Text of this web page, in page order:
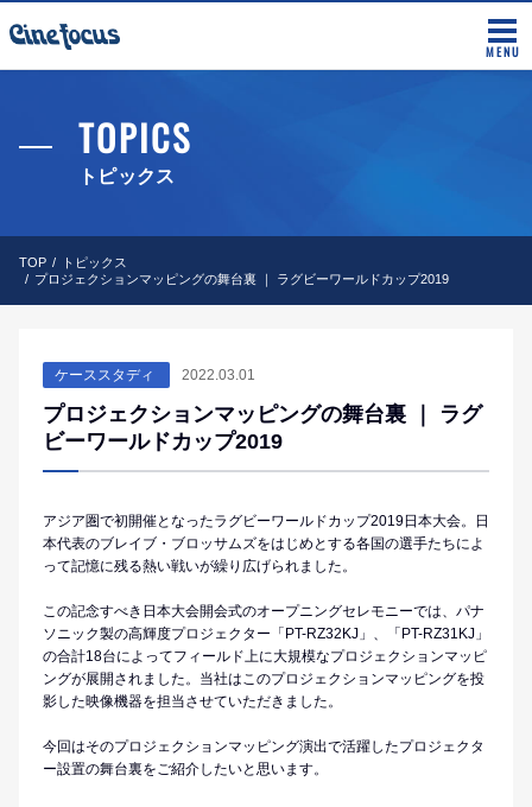
MENU
TOPICS
トピックス
TOP
トピックス
プロジェクションマッピングの舞台裏 ｜ ラグビーワールドカップ2019
ケーススタディ 2022.03.01
プロジェクションマッピングの舞台裏 ｜ ラグ
ビーワールドカップ2019
アジア圏で初開催となったラグビーワールドカップ2019日本大会。日
本代表のブレイブ・ブロッサムズをはじめとする各国の選手たちによ
って記憶に残る熱い戦いが繰り広げられました。
この記念すべき日本大会開会式のオープニングセレモニーでは、パナ
ソニック製の高輝度プロジェクター「PT-RZ32KJ」、「PT-RZ31KJ」
の合計18台によってフィールド上に大規模なプロジェクションマッピ
ングが展開されました。当社はこのプロジェクションマッピングを投
影した映像機器を担当させていただきました。
今回はそのプロジェクションマッピング演出で活躍したプロジェクタ
ー設置の舞台裏をご紹介したいと思います。